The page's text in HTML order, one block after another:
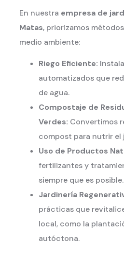
En nuestra empresa de
Matas, priorizamos
medio ambiente:
Riego Eficiente:
automatizados que
de agua.
Compostaje de
Verdes: Convertimos
compost para nutrir el
Uso de Productos
fertilizantes y
siempre que es posible.
Jardinería
prácticas que
local, como la
autóctona.